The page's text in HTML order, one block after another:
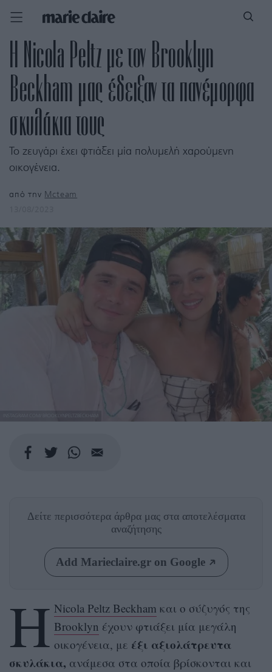
H Nicola Peltz με τον Brooklyn
Beckham μας έδειξαν τα πανέμορφα
σκυλάκια τους
To ζευγάρι έχει φτιάξει μία πολυμελή χαρούμενη
οικογένεια.
από την Mcteam
Δείτε περισσότερα άρθρα μας στα αποτελέσματα
αναζήτησης
Add Marieclaire.gr on Google
Η Νicola Peltz Beckham και ο σύζυγός της
Brooklyn έχουν φτιάξει μία μεγάλη
οικογένεια, με έξι αξιολάτρευτα
σκυλάκια, ανάμεσα στα οποία βρίσκονται και